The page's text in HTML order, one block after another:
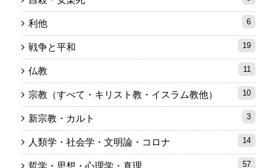
利他 6
戦争と平和 19
仏教 11
宗教（すべて・キリスト教・イスラム教他） 10
新宗教・カルト 3
人類学・社会学・文明論・コロナ 14
哲学・思想・心理学・真理 57